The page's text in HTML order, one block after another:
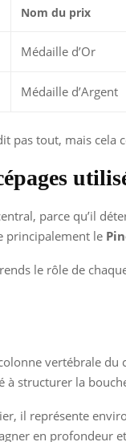
Nom du prix
Médaille d’Or
Médaille d’Argent
pas tout, mais cela
parce qu’il
principalement le
le rôle de
vertébrale du
à structurer la
il représente
en profondeur